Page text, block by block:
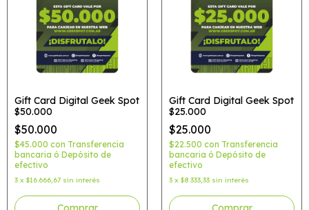
Gift Card Digital Geek Spot
$50.000
$50.000
$45.000 con Transferencia
bancaria ó Depósito de
efectivo
3 x $16.666,67 sin interés
Gift Card Digital Geek Spot
$25.000
$25.000
$22.500 con Transferencia
bancaria ó Depósito de
efectivo
3 x $8.333,33 sin interés